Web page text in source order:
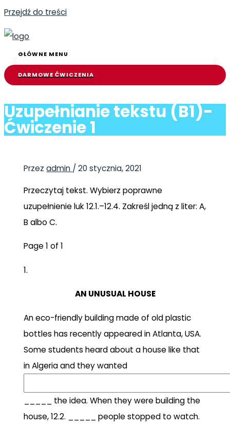
Przejdź do treści
GŁÓWNE MENU
DARMOWE ĆWICZENIA
Uzupełnianie tekstu (B1)-
Ćwiczenie 1
Przezadmin /20 stycznia, 2021
Przeczytaj tekst. Wybierz poprawne
uzupełnienie luk 12.1.–12.4. Zakreśl jedną z liter: A,
B albo C.
Page 1 of 1
1.
AN UNUSUAL HOUSE
An eco-friendly building made of old plastic
bottles has recently appeared in Atlanta, USA.
Some students heard about a house like that
in Algeria and they wanted
_____ the idea. When they were building the
house, 12.2. _____ people stopped to watch.